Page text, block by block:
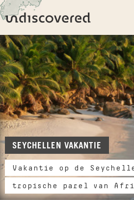
Ga naar inhoud
Undiscovered
SEYCHELLEN VAKANTIE
Vakantie op de
tropische parel van